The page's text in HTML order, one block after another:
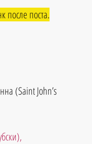
после поста.
(Saint John’s